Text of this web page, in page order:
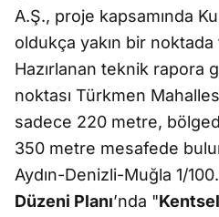
A.Ş., proje kapsamında
oldukça yakın bir
Hazırlanan teknik rapora
noktası Türkmen
sadece 220 metre,
350 metre mesafede
Aydın-Denizli-Muğla 1/
Düzeni Planı’nda "